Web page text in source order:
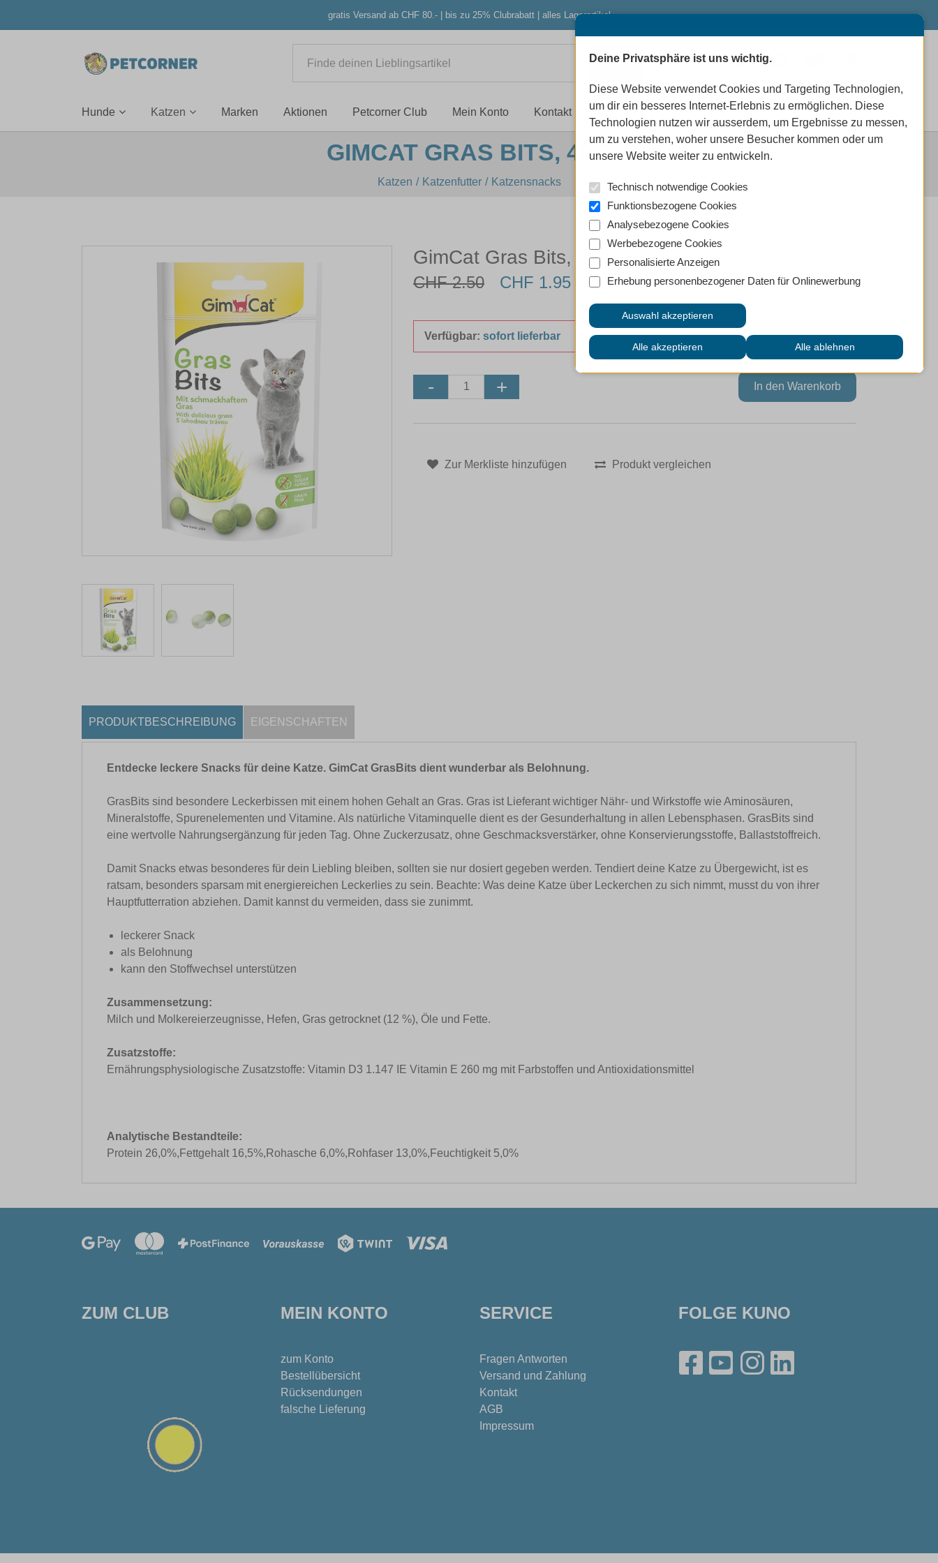
gratis Versand ab CHF 80.- | bis zu 25% Clubrabatt | alles Lagerartikel
Hunde Katzen Marken Aktionen Petcorner Club Mein Konto Kontakt
GIMCAT GRAS BITS, 40G
Katzen Katzenfutter Katzensnacks
GimCat Gras Bits, 40g
CHF 2.50 CHF 1.95
Verfügbar: sofort lieferbar
Zur Merkliste hinzufügen Produkt vergleichen
PRODUKTBESCHREIBUNG EIGENSCHAFTEN
Entdecke leckere Snacks für deine Katze. GimCat GrasBits dient wunderbar als Belohnung.
GrasBits sind besondere Leckerbissen mit einem hohen Gehalt an Gras. Gras ist Lieferant wichtiger Nähr- und Wirkstoffe wie Aminosäuren,
Mineralstoffe, Spurenelementen und Vitamine. Als natürliche Vitaminquelle dient es der Gesunderhaltung in allen Lebensphasen. GrasBits sind
eine wertvolle Nahrungsergänzung für jeden Tag. Ohne Zuckerzusatz, ohne Geschmacksverstärker, ohne Konservierungsstoffe, Ballaststoffreich.
Damit Snacks etwas besonderes für dein Liebling bleiben, sollten sie nur dosiert gegeben werden. Tendiert deine Katze zu Übergewicht, ist es
ratsam, besonders sparsam mit energiereichen Leckerlies zu sein. Beachte: Was deine Katze über Leckerchen zu sich nimmt, musst du von ihrer
Hauptfutterration abziehen. Damit kannst du vermeiden, dass sie zunimmt.
leckerer Snack
als Belohnung
kann den Stoffwechsel unterstützen
Zusammensetzung:
Milch und Molkereierzeugnisse, Hefen, Gras getrocknet (12 %), Öle und Fette.
Zusatzstoffe:
Ernährungsphysiologische Zusatzstoffe: Vitamin D3 1.147 IE Vitamin E 260 mg mit Farbstoffen und Antioxidationsmittel
Analytische Bestandteile:
Protein 26,0%,Fettgehalt 16,5%,Rohasche 6,0%,Rohfaser 13,0%,Feuchtigkeit 5,0%
ZUM CLUB MEIN KONTO
zum Konto
Bestellübersicht
Rücksendungen
falsche Lieferung
SERVICE
Fragen Antworten
Versand und Zahlung
Kontakt
AGB
Impressum
FOLGE KUNO
Deine Privatsphäre ist uns wichtig.
Diese Website verwendet Cookies und Targeting Technologien,
um dir ein besseres Internet-Erlebnis zu ermöglichen. Diese
Technologien nutzen wir ausserdem, um Ergebnisse zu messen,
um zu verstehen, woher unsere Besucher kommen oder um
unsere Website weiter zu entwickeln.
Technisch notwendige Cookies
Funktionsbezogene Cookies
Analysebezogene Cookies
Werbebezogene Cookies
Personalisierte Anzeigen
Erhebung personenbezogener Daten für Onlinewerbung